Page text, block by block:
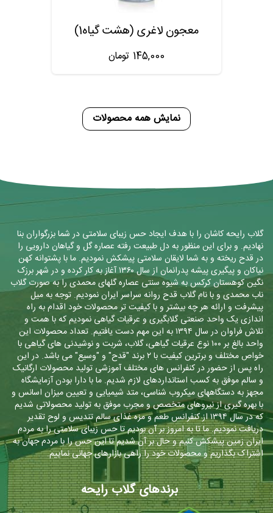
معجون لاغری (هشت گیاه1)
145,000 تومان
نمایش همه محصولات
گلاب رایحه کاشان را با هدف ایجاد حس زیبای سلامتی در شما بزرگواران بنا
نهادیم. و برای این منظور به دل طبیعت رفته عصاره گل و گیاهان دارویی را
در قدح ریخته و به شما لایقان سلامتی پیشکش نمودیم. ما با پشتوانه کهن
نیاکان و پیگیری پیشه پدرانمان از سال ۱۳۶۰ آغاز به کار کرده و در شهر برزک
نگین کوهستان کرکس به شیوه سنتی عصاره گلهای محمدی را به صورت گلاب
ناب محمدی و با نام گلاب قدح روانه سراسر ایران نمودیم. توجه به میل
پیشرفت و ارائه هر چه بیشتر و با کیفیت تر محصولات خود اقدام به راه
اندازی یک واحد صنعتی گلابگیری و عرقیات گیاهی نمودیم که با همت و
تلاش فراوان در سال ۱۳۹۴ به این مهم دست یافتیم. تعداد محصولات این
واحد بالغ بر ۱۰۰ نوع عرقیات گیاهی، گلاب، شربت و نوشیدنی های گیاهی با
خواص مختلف و برترین کیفیت با ۲ برند "قدح" و "وسیع" می باشد. در این
راه پس از حضور در کنفرانس های مختلف آموزشی تولید محصولات ارگانیک
و سالم موفق به کسب استانداردهای لازم شدیم. ما با دارا بودن آزمایشگاه
مجهز به دستگاههای میکروب شناسی، متد شیمیایی و تعیین میزان اسانس و
با بهره گیری از نیروهای متخصص و مجرب موفق به تولید محصولاتی شدیم
که در سال ۱۳۹۴ از کنفرانس طعم و مزه غذای سالم تندیس و لوح تقدیر
دریافت نمودیم. ما تا به امروز بر آن بودیم تا حس زیبای سلامتی را به مردم
ایران زمین پیشکش کنیم و حال بر آن شدیم تا این حس را با مردم جهان به
اشتراک بگذاریم و محصولات خود را راهی بازارهای جهانی نماییم.
برندهای گلاب رایحه